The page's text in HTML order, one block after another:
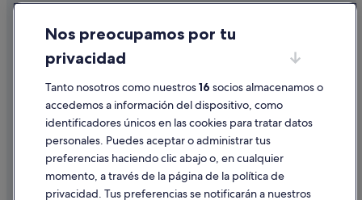
Hoteles de negocios en Distrito Centro de Madrid
Hoteles cerca de Estadio Santiago Bernabéu
Hoteles de 3 estrellas en Atocha
Hoteles con spa en Madrid
Hoteles con spa en Distrito Centro de Madrid
Pensiones en Estación de metro Atocha-Renfe
Hoteles en la playa en Distrito Centro de Madrid
Hoteles para bodas en Comunidad de Madrid
Condiciones de uso
Información legal/contacto
Pautas sobre el contenido y cómo denunciar contenido
Ayuda
Cancelar un vuelo
Nos preocupamos por tu
privacidad
Tanto nosotros como nuestros16 socios almacenamos o
accedemos a información del dispositivo, como
identificadores únicos en las cookies para tratar datos
personales. Puedes aceptar o administrar tus
preferencias haciendo clic abajo o, en cualquier
momento, a través de la página de la política de
privacidad. Tus preferencias se notificarán a nuestros